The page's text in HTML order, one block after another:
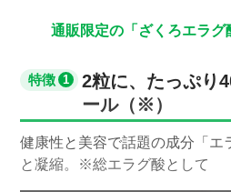
通販限定の「ざくろエラグ
特徴
2粒に、たっぷり
ール（※）
健康性と美容で話題の成分「エ
と凝縮。※総エラグ酸として